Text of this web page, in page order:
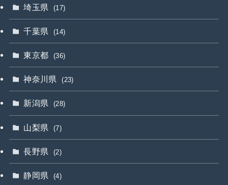
埼玉県 (17)
千葉県 (14)
東京都 (36)
神奈川県 (23)
新潟県 (28)
山梨県 (7)
長野県 (2)
静岡県 (4)